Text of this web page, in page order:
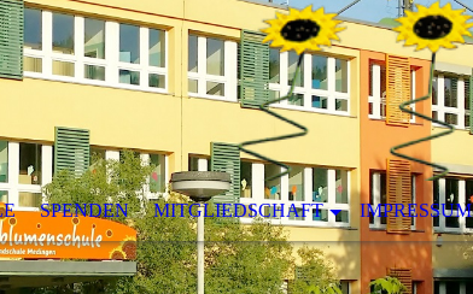
SPENDEN MITGLIEDSCHAFT IMPRESSUM